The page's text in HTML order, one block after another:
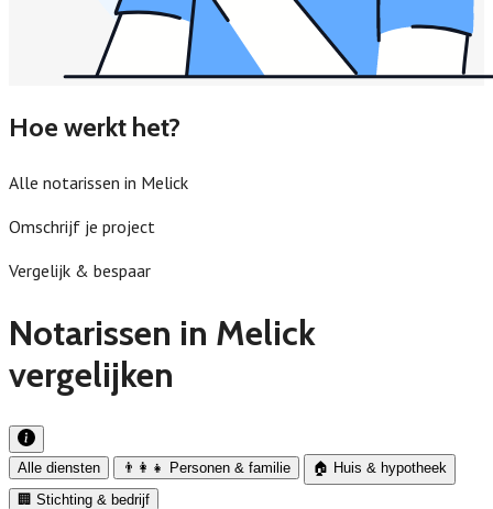
Hoe werkt het?
Alle notarissen in Melick
Omschrijf je project
Vergelijk & bespaar
Notarissen in Melick
vergelijken
Alle diensten 👨‍👩‍👧 Personen & familie
🏠 Huis & hypotheek
🏢 Stichting & bedrijf